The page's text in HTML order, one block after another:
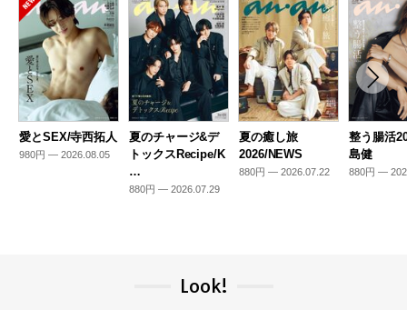
愛とSEX/寺西拓人
980円 — 2026.08.05
夏のチャージ&デ
トックスRecipe/K
…
880円 — 2026.07.29
夏の癒し旅
2026/NEWS
880円 — 2026.07.22
整う腸活
島健
880円 —
Look!